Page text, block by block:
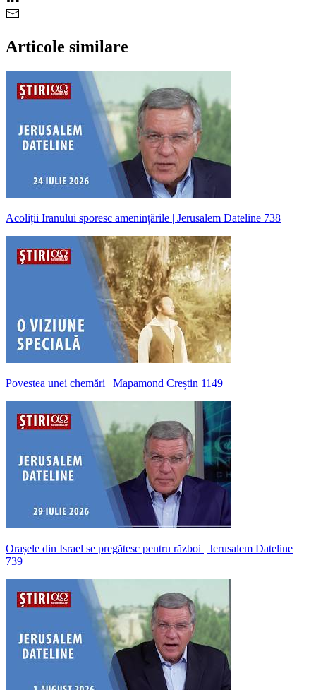
Articole similare
Acoliții Iranului sporesc amenințările | Jerusalem Dateline 738
Povestea unei chemări | Mapamond Creștin 1149
Orașele din Israel se pregătesc pentru război | Jerusalem Dateline
739